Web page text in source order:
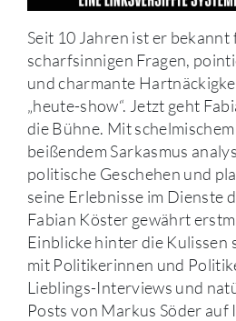
Seit 10 Jahren ist er bekannt
scharfsinnigen Fragen,
und charmante
„heute-show“. Jetzt geht
die Bühne. Mit
beißendem Sarkasmus
politische Geschehen und
seine Erlebnisse im Dienste
Fabian Köster gewährt
Einblicke hinter die Kulissen
mit Politikerinnen und
Lieblings-Interviews und
Posts von Markus Söder auf